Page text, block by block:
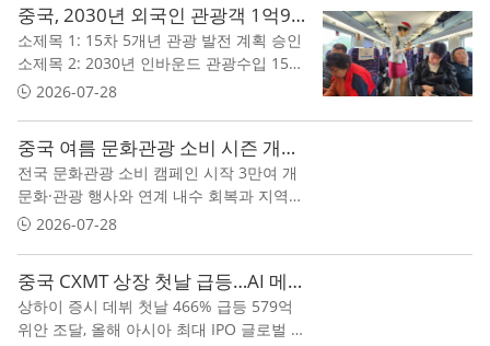
중국, 2030년 외국인 관광객 1억9000만 명 목표…AI 통역 서비스 확대
소제목 1: 15차 5개년 관광 발전 계획 승인
소제목 2: 2030년 인바운드 관광수입 1500
억 달러 목표 소제목 3: 다국어 안내·AI 번
2026-07-28
중국 여름 문화관광 소비 시즌 개막…4억5000만 위안 쿠폰 배포
전국 문화관광 소비 캠페인 시작 3만여 개
문화·관광 행사와 연계 내수 회복과 지역경
제 활성화 동시 겨냥
2026-07-28
중국 CXMT 상장 첫날 급등…AI 메모리 자립 전략 주목
상하이 증시 데뷔 첫날 466% 급등 579억
위안 조달, 올해 아시아 최대 IPO 글로벌 메